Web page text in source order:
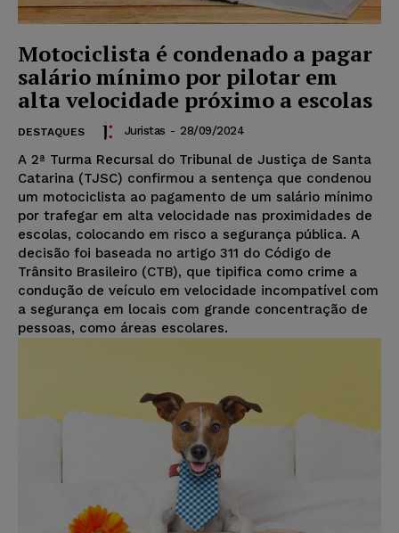
Motociclista é condenado a pagar
salário mínimo por pilotar em
alta velocidade próximo a escolas
DESTAQUES Juristas - 28/09/2024
A 2ª Turma Recursal do Tribunal de Justiça de Santa
Catarina (TJSC) confirmou a sentença que condenou
um motociclista ao pagamento de um salário mínimo
por trafegar em alta velocidade nas proximidades de
escolas, colocando em risco a segurança pública. A
decisão foi baseada no artigo 311 do Código de
Trânsito Brasileiro (CTB), que tipifica como crime a
condução de veículo em velocidade incompatível com
a segurança em locais com grande concentração de
pessoas, como áreas escolares.